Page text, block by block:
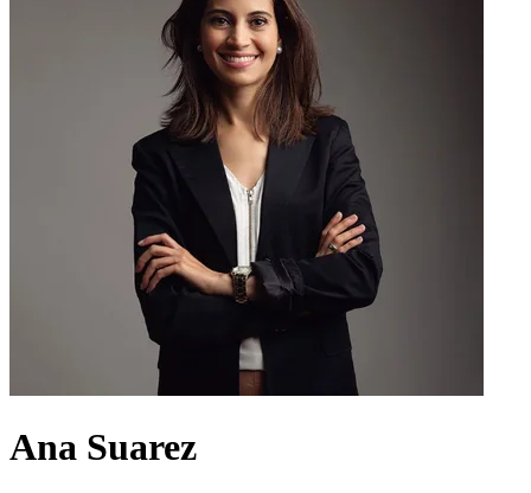
Ana Suarez